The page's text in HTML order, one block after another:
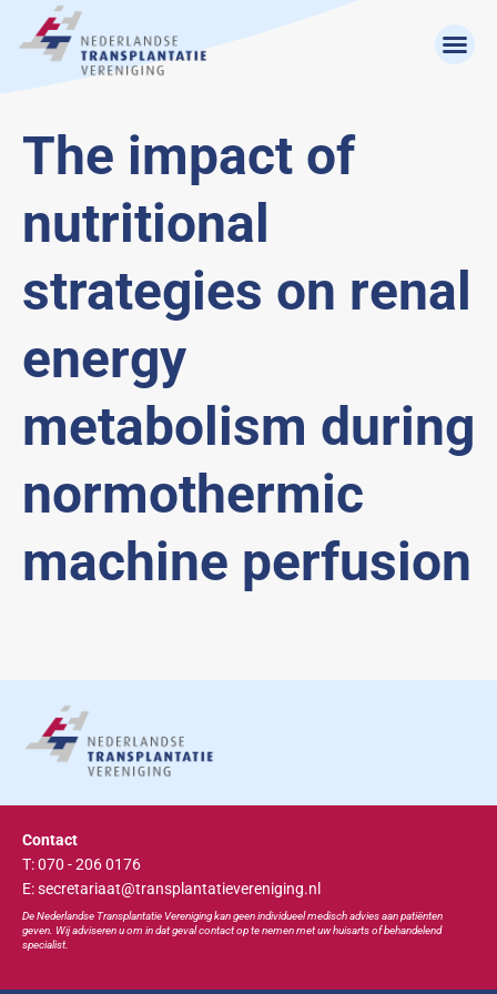
The impact of
nutritional
strategies on renal
energy
metabolism during
normothermic
machine perfusion
Contact
T: 070 - 206 0176
E: secretariaat@transplantatievereniging.nl
De Nederlandse Transplantatie Vereniging kan geen individueel medisch advies aan patiënten
geven. Wij adviseren u om in dat geval contact op te nemen met uw huisarts of behandelend
specialist.